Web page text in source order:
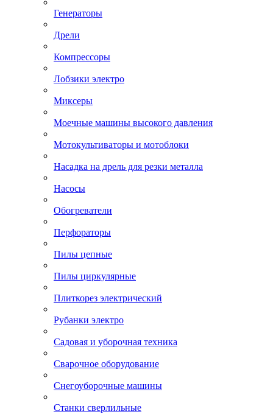
Генераторы
Дрели
Компрессоры
Лобзики электро
Миксеры
Моечные машины высокого давления
Мотокультиваторы и мотоблоки
Насадка на дрель для резки металла
Насосы
Обогреватели
Перфораторы
Пилы цепные
Пилы циркулярные
Плиткорез электрический
Рубанки электро
Садовая и уборочная техника
Сварочное оборудование
Снегоуборочные машины
Станки сверлильные